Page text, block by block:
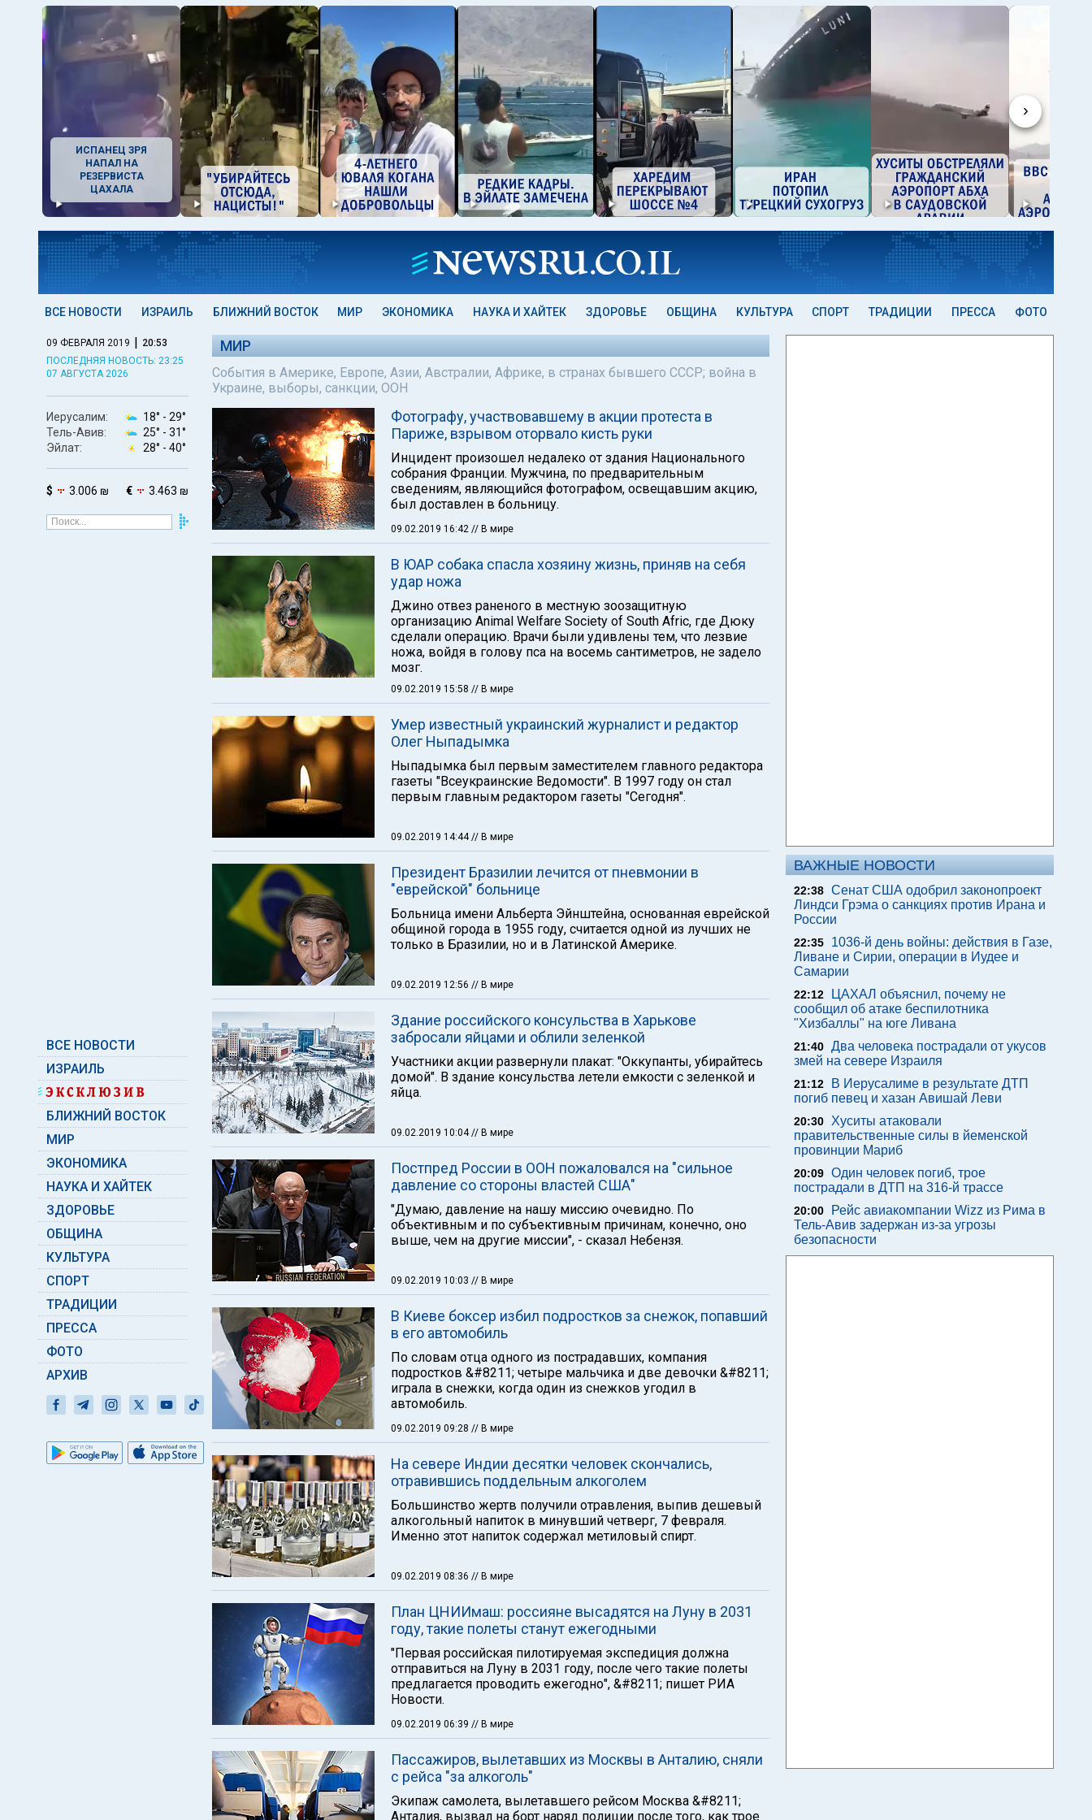
›
ИСПАНЕЦ ЗРЯ
НАПАЛ НА
РЕЗЕРВИСТА
ЦАХАЛА
ВСЕ НОВОСТИ ИЗРАИЛЬ БЛИЖНИЙ ВОСТОК МИР ЭКОНОМИКА НАУКА И ХАЙТЕК ЗДОРОВЬЕ ОБЩИНА КУЛЬТУРА СПОРТ ТРАДИЦИИ ПРЕССА ФОТО
09 ФЕВРАЛЯ 2019 | 20:53
ПОСЛЕДНЯЯ НОВОСТЬ: 23:25
07 АВГУСТА 2026
Иерусалим: 18° - 29°
Тель-Авив:
25° - 31°
Эйлат:
28° - 40°
$ 3.006 ₪ € 3.463 ₪
ВСЕ НОВОСТИ
ИЗРАИЛЬ
БЛИЖНИЙ ВОСТОК
МИР
ЭКОНОМИКА
НАУКА И ХАЙТЕК
ЗДОРОВЬЕ
ОБЩИНА
КУЛЬТУРА
СПОРТ
ТРАДИЦИИ
ПРЕССА
ФОТО
АРХИВ
МИР
События в Америке, Европе, Азии, Австралии, Африке, в странах бывшего СССР; война в
Украине, выборы, санкции, ООН
Фотографу, участвовавшему в акции протеста в
Париже, взрывом оторвало кисть руки
Инцидент произошел недалеко от здания Национального
собрания Франции. Мужчина, по предварительным
сведениям, являющийся фотографом, освещавшим акцию,
был доставлен в больницу.
09.02.2019 16:42 // В мире
В ЮАР собака спасла хозяину жизнь, приняв на себя
удар ножа
Джино отвез раненого в местную зоозащитную
организацию Animal Welfare Society of South Afric, где Дюку
сделали операцию. Врачи были удивлены тем, что лезвие
ножа, войдя в голову пса на восемь сантиметров, не задело
мозг.
09.02.2019 15:58 // В мире
Умер известный украинский журналист и редактор
Олег Ныпадымка
Ныпадымка был первым заместителем главного редактора
газеты "Всеукраинские Ведомости". В 1997 году он стал
первым главным редактором газеты "Сегодня".
09.02.2019 14:44// В мире
Президент Бразилии лечится от пневмонии в
"еврейской" больнице
Больница имени Альберта Эйнштейна, основанная еврейской
общиной города в 1955 году, считается одной из лучших не
только в Бразилии, но и в Латинской Америке.
09.02.2019 12:56 // В мире
Здание российского консульства в Харькове
забросали яйцами и облили зеленкой
Участники акции развернули плакат: "Оккупанты, убирайтесь
домой". В здание консульства летели емкости с зеленкой и
яйца.
09.02.2019 10:04// В мире
Постпред России в ООН пожаловался на "сильное
давление со стороны властей США"
"Думаю, давление на нашу миссию очевидно. По
объективным и по субъективным причинам, конечно, оно
выше, чем на другие миссии", - сказал Небензя.
09.02.2019 10:03 // В мире
В Киеве боксер избил подростков за снежок, попавший
в его автомобиль
По словам отца одного из пострадавших, компания
подростков &#8211; четыре мальчика и две девочки &#8211;
играла в снежки, когда один из снежков угодил в
автомобиль.
09.02.2019 09:28 // В мире
На севере Индии десятки человек скончались,
отравившись поддельным алкоголем
Большинство жертв получили отравления, выпив дешевый
алкогольный напиток в минувший четверг, 7 февраля.
Именно этот напиток содержал метиловый спирт.
09.02.2019 08:36 // В мире
План ЦНИИмаш: россияне высадятся на Луну в 2031
году, такие полеты станут ежегодными
"Первая российская пилотируемая экспедиция должна
отправиться на Луну в 2031 году, после чего такие полеты
предлагается проводить ежегодно", &#8211; пишет РИА
Новости.
09.02.2019 06:39 // В мире
Пассажиров, вылетавших из Москвы в Анталию, сняли
с рейса "за алкоголь"
Экипаж самолета, вылетавшего рейсом Москва &#8211;
Анталия, вызвал на борт наряд полиции после того, как трое
ВАЖНЫЕ НОВОСТИ
22:38 Сенат США одобрил законопроект
Линдси Грэма о санкциях против Ирана и
России
22:35
1036-й день войны: действия в Газе,
Ливане и Сирии, операции в Иудее и
Самарии
22:12
ЦАХАЛ объяснил, почему не
сообщил об атаке беспилотника
"Хизбаллы" на юге Ливана
21:40 Два человека пострадали от укусов
змей на севере Израиля
21:12
В Иерусалиме в результате ДТП
погиб певец и хазан Авишай Леви
20:30
Хуситы атаковали
правительственные силы в йеменской
провинции Мариб
20:09 Один человек погиб, трое
пострадали в ДТП на 316-й трассе
20:00
Рейс авиакомпании Wizz из Рима в
Тель-Авив задержан из-за угрозы
безопасности